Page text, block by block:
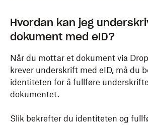
Hvordan kan jeg
dokument med eID?
Når du mottar et dokument via
krever underskrift med eID, må du
identiteten for å fullføre
dokumentet.
Slik bekrefter du identiteten og